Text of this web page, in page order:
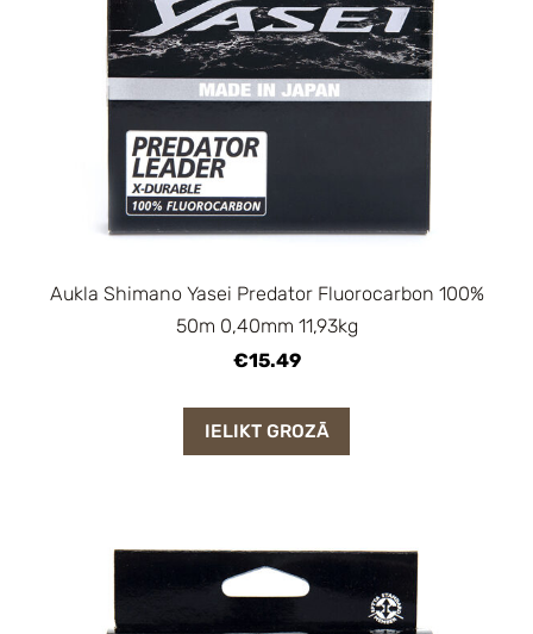
Aukla Shimano Yasei Predator Fluorocarbon 100%
50m 0,40mm 11,93kg
€15.49
IELIKT GROZĀ